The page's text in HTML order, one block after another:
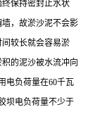
终保持密封止水状
，故淤沙泥不会影
较长就会容易淤
的泥沙被水流冲向
电负荷量在60千瓦
坝电负荷量不少于